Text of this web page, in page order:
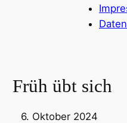
Früh übt sich
6. Oktober 2024